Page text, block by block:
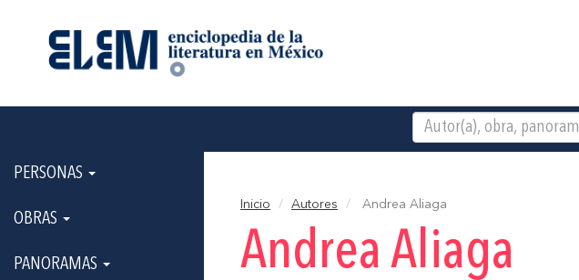
PERSONAS
OBRAS
PANORAMAS
Inicio Autores Andrea Aliaga
Andrea Aliaga